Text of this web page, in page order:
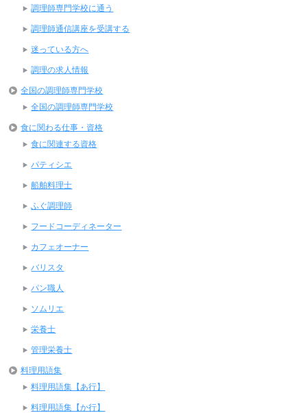
調理師専門学校に通う
調理師通信講座を受講する
迷っている方へ
調理の求人情報
全国の調理師専門学校
全国の調理師専門学校
食に関わる仕事・資格
食に関連する資格
パティシエ
船舶料理士
ふぐ調理師
フードコーディネーター
カフェオーナー
バリスタ
パン職人
ソムリエ
栄養士
管理栄養士
料理用語集
料理用語集【あ行】
料理用語集【か行】